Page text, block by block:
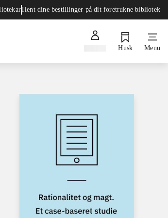
Hent dine bestillinger på dit foretrukne bibliotek
Husk Menu